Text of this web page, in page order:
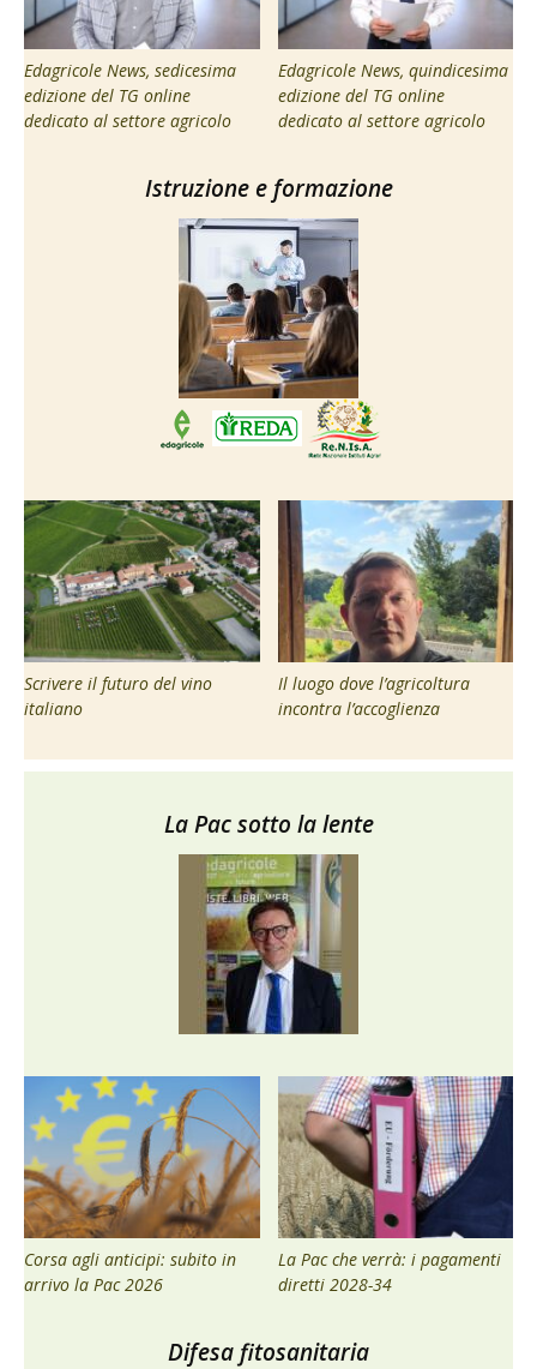
Edagricole News, sedicesima
edizione del TG online
dedicato al settore agricolo
Edagricole News, quindicesima
edizione del TG online
dedicato al settore agricolo
Istruzione e formazione
Scrivere il futuro del vino
italiano
Il luogo dove l’agricoltura
incontra l’accoglienza
La Pac sotto la lente
Corsa agli anticipi: subito in
arrivo la Pac 2026
La Pac che verrà: i pagamenti
diretti 2028-34
Difesa fitosanitaria